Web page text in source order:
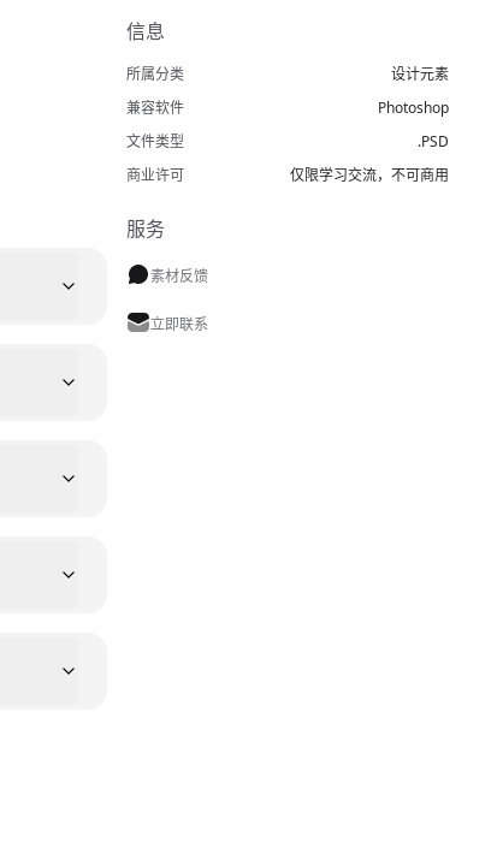
信息
所属分类
设计元素
兼容软件
Photoshop
文件类型
.PSD
商业许可
仅限学习交流，不可商用
服务
素材反馈
立即联系